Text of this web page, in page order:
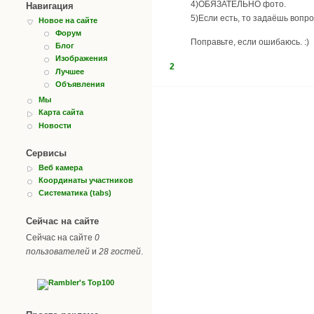
Навигация
Новое на сайте
Форум
Блог
Изображения
Лучшее
Объявления
Мы
Карта сайта
Новости
Сервисы
Веб камера
Координаты участников
Систематика (tabs)
Сейчас на сайте
Сейчас на сайте 0
пользователей и 28 гостей
4)ОБЯЗАТЕЛЬНО фото.
5)Если есть, то задаёшь
Поправьте, если ошибаюсь. :)
2